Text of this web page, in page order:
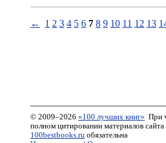
← 1 2 3 4 5 6 7 8 9 10 11 12 13
© 2009–2026 «100 лучших книг» При
полном цитировании материалов сайта
100bestbooks.ru обязательна